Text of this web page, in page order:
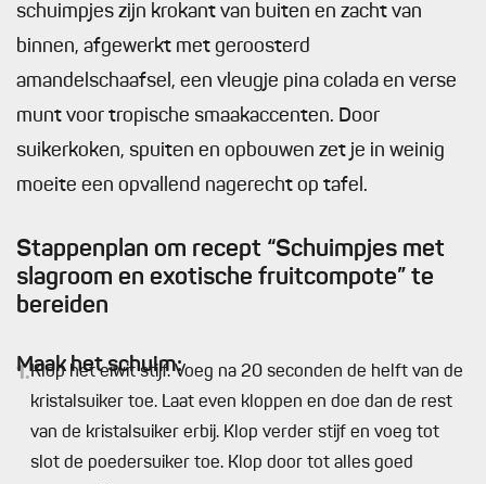
schuimpjes zijn krokant van buiten en zacht van
binnen, afgewerkt met geroosterd
amandelschaafsel, een vleugje pina colada en verse
munt voor tropische smaakaccenten. Door
suikerkoken, spuiten en opbouwen zet je in weinig
moeite een opvallend nagerecht op tafel.
Stappenplan om recept “Schuimpjes met
slagroom en exotische fruitcompote” te
bereiden
Maak het schuim:
1.Klop het eiwit stijf. Voeg na 20 seconden de helft van de
kristalsuiker toe. Laat even kloppen en doe dan de rest
van de kristalsuiker erbij. Klop verder stijf en voeg tot
slot de poedersuiker toe. Klop door tot alles goed